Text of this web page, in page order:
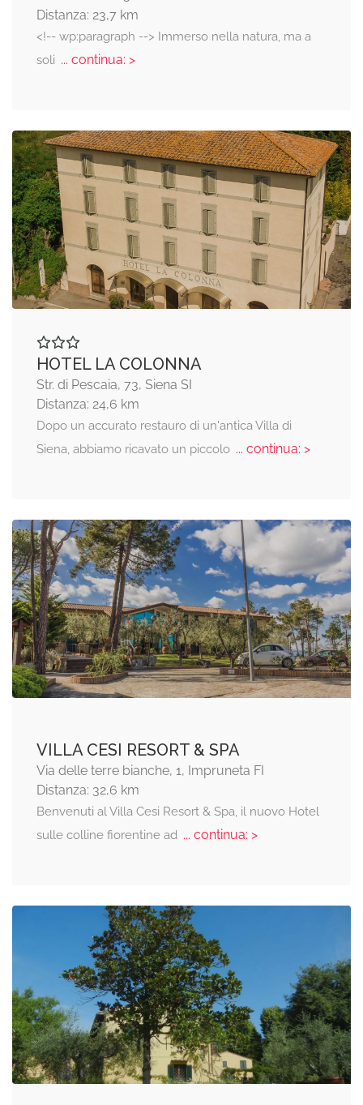
Distanza: 23,7 km
<!-- wp:paragraph --> Immerso nella natura, ma a
soli ... continua: >
HOTEL LA COLONNA
Str. di Pescaia, 73, Siena SI
Distanza: 24,6 km
Dopo un accurato restauro di un'antica Villa di
Siena, abbiamo ricavato un piccolo... continua: >
VILLA CESI RESORT & SPA
Via delle terre bianche, 1, Impruneta FI
Distanza: 32,6 km
Benvenuti al Villa Cesi Resort & Spa, il nuovo Hotel
sulle colline fiorentine ad ... continua: >